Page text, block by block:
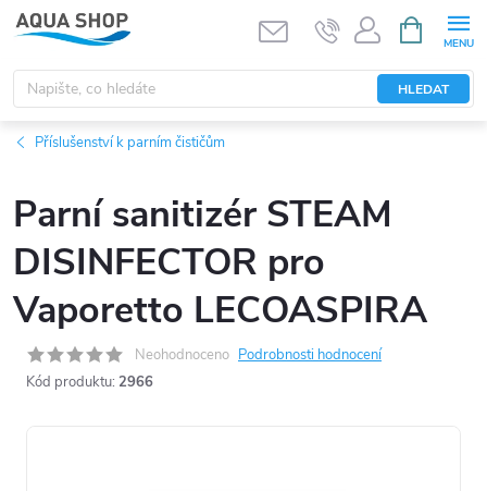
Přejít
na
obsah
HLEDAT
NÁKUPNÍ
KOŠÍK
Příslušenství k parním čističům
Parní sanitizér STEAM
DISINFECTOR pro
Vaporetto LECOASPIRA
Neohodnoceno Podrobnosti hodnocení
Kód produktu: 2966